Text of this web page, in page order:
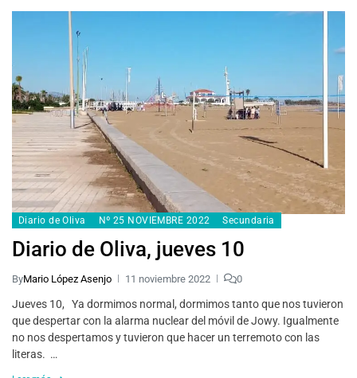
Diario de Oliva Nº 25 NOVIEMBRE 2022 Secundaria
Diario de Oliva, jueves 10
ByMario López Asenjo 11 noviembre 2022 0
Jueves 10, Ya dormimos normal, dormimos tanto que nos tuvieron
que despertar con la alarma nuclear del móvil de Jowy. Igualmente
no nos despertamos y tuvieron que hacer un terremoto con las
literas. …